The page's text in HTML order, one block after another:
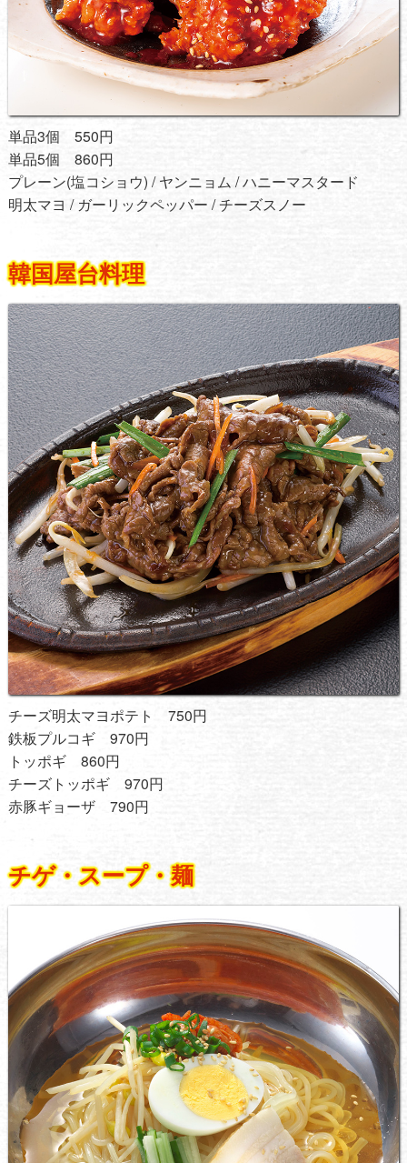
単品3個 550円
単品5個 860円
プレーン(塩コショウ) / ヤンニョム / ハニーマスタード
明太マヨ / ガーリックペッパー / チーズスノー
韓国屋台料理
チーズ明太マヨポテト 750円
鉄板プルコギ 970円
トッポギ 860円
チーズトッポギ 970円
赤豚ギョーザ 790円
チゲ・スープ・麺